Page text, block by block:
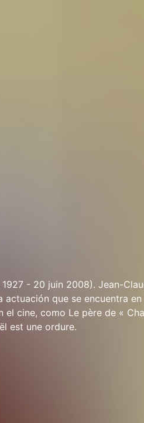
- 20 juin 2008). Jean-
actuación que se encuentra en
el cine, como Le père de «
est une ordure.